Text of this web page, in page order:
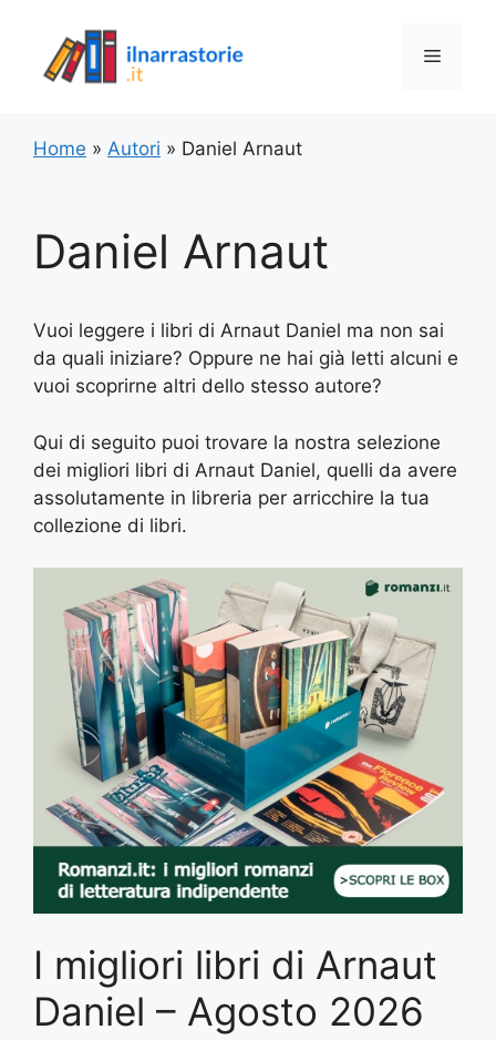
contenuto
Menu
Home » Autori » Daniel Arnaut
Daniel Arnaut
Vuoi leggere i libri di Arnaut Daniel ma non sai
da quali iniziare? Oppure ne hai già letti alcuni e
vuoi scoprirne altri dello stesso autore?
Qui di seguito puoi trovare la nostra selezione
dei migliori libri di Arnaut Daniel, quelli da avere
assolutamente in libreria per arricchire la tua
collezione di libri.
I migliori libri di Arnaut
Daniel – Agosto 2026